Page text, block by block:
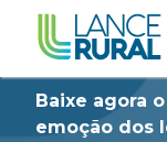
Baixe agora
emoção dos